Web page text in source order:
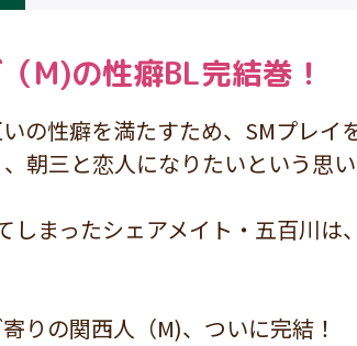
M)の性癖BL完結巻！
の性癖を満たすため、SMプレイ
朝三と恋人になりたいという思
まったシェアメイト・五百川は
りの関西人（M)、ついに完結！